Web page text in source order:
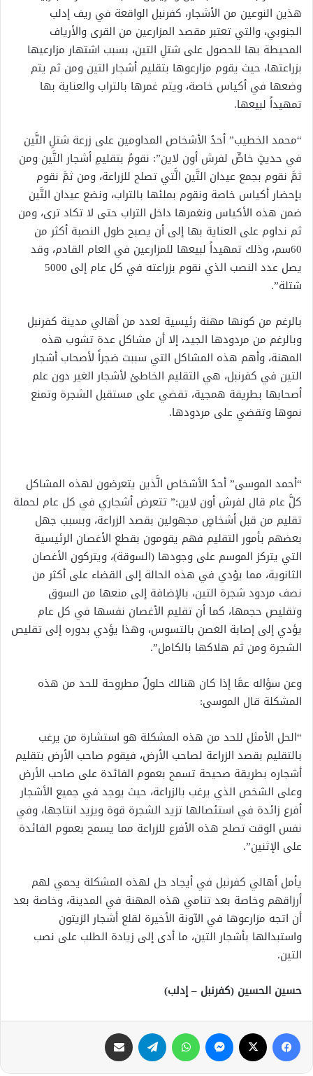
هذين النوعين من الأشجار، كفرنبل الواقعة في ريف إدلب
الجنوبي، والتي تعتبر مقصد المزارعين من القرى والأرياف
المحيطة بها للحصول على شتلِ التين، بسبب اشتهار مزارعيها
بزراعتها، حيث يقوم مزارعوها بتقليم أشجار التين ومن ثم يتم
وضعها في أكياس خاصة، ويتم غمرها بالتراب والعناية بها
تمهيداً لبيعها.
“محمد الخطيب” أحدُ الأشخاص المداومين على زرعة شتلِ التَّين
في حديثٍ خاصٍّ لفرش أون لاين”: نقومُ بتقليمِ أشجار التَّين ومن
ثمَّ نقوم بجمع عيدان التَّين الَّتي تصلح للزراعة، ومن ثمَّ نقوم
بإحضار أكياس خاصة ونقوم بملئها بالتراب، ونضع عيدان التَّين
ضمن هذه الأكياس ونغمرها داخل التراب حتى لا تكاد ترى، ومن
ثم نداوم على العناية بها إلى أن يصبح طول النصبة أكثر من
60سم، وذلك تمهيداً لبيعها للمزارعين في العام القادم، وقد
يصل عدد النصب الذي نقوم بزراعته في كل عام إلى 5000
شتلة”.
بالرغم من كونها مهنة رئيسية لعدد من أهالي مدينة كفرنبل
وبالرغم من مردودها الجيد، إلا أن مشاكل عدة تشوب هذه
المهنة، وأهم هذه المشاكل التي سببت ضجراً لأصحاب أشجار
التين في كفرنبل، هي التقليم الخاطئ لأشجار الغير دون علم
أصحابها بطريقة همجية، تقضي على مستقبل الشجرة وتمنع
نموها وتقضي على مردودها.
“أحمد الموسى” أحدُ الأشخاص الَّذين يتعرضون لهذه المشاكل
كلَّ عام قال لفرش أون لاين:” تتعرض أشجاري في كل عام لحملة
تقليم من قبل أشخاصٍ مجهولين بقصد الزراعة، وبسبب جهل
بعضهم بأمور التقليم فهم يقومون بقطع الأغصان الرئيسية
التي يتركز الموسم على وجودها (السوقة)، ويتركون الأغصان
الثانوية، مما يؤدي في هذه الحالة إلى القضاء على أكثر من
نصف مردود شجرة التين، بالإضافة إلى منعها من السوق
وتقليص حجمها، كما أن تقليم الأغصان نفسها في كل عام
يؤدي إلى إصابة الغصن بالتسوس، وهذا يؤدي بدوره إلى تقليص
الشجرة ومن ثم هلاكها بالكامل”.
وعن سؤاله عمَّا إذا كان هنالك حلولٌ مطروحة للحد من هذه
المشكلة قال الموسى:
“الحل الأمثل للحد من هذه المشكلة هو استشارة من يرغب
بالتقليم بقصد الزراعة لصاحب الأرض، فيقوم صاحب الأرض بتقليم
أشجاره بطريقة صحيحة تسمح بعموم الفائدة على صاحب الأرض
وعلى الشخص الذي يرغب بالزراعة، حيث يوجد في جميع الأشجار
أفرع زائدة في استئصالها تزيد الشجرة قوة ويزيد انتاجها، وفي
نفس الوقت تصلح هذه الأفرع للزراعة مما يسمح بعموم الفائدة
على الإثنين”.
يأمل أهالي كفرنبل في أيجاد حل لهذه المشكلة يحمي لهم
أرزاقهم وخاصة بعد تنامي هذه المهنة في المدينة، وخاصة بعد
أن اتجه مزارعوها في الآونة الأخيرة لقلع أشجار الزيتون
واستبدالها بأشجار التين، ما أدى إلى زيادة الطلب على نصب
التين.
حسين الحسين (كفرنبل – إدلب)
فيسبوك ماسنجر واتساب تيلقرام